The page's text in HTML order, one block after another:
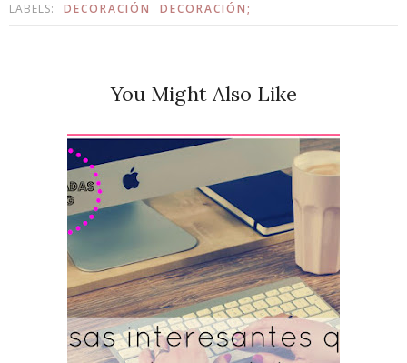
LABELS: DECORACIÓN DECORACIÓN;
You Might Also Like